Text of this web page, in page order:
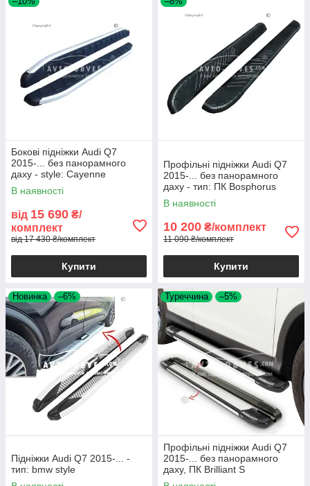
Бокові підніжки Audi Q7
2015-... без панорамного
даху - style: Cayenne
В наявності
від 15 690 ₴/
комплект
від 17 430 ₴/комплект
Купити
Профільні підніжки Audi Q7
2015-... без панорамного
даху - тип: ПК Bosphorus
В наявності
10 200 ₴/комплект
11 090 ₴/комплект
Купити
Новинка –6%
Підніжки Audi Q7 2015-... -
тип: bmw style
Туреччина –5%
Профільні підніжки Audi Q7
2015-... без панорамного
даху, ПК Brilliant S